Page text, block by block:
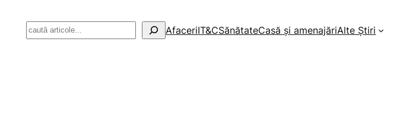
Search AfaceriIT&CSănătateCasă și amenajăriAlte Știri